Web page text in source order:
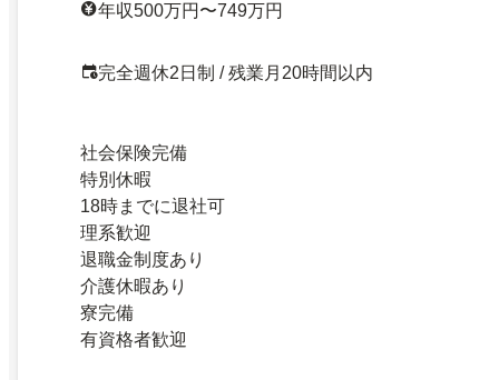
年収500万円〜749万円
完全週休2日制 / 残業月20時間以内
社会保険完備
特別休暇
18時までに退社可
理系歓迎
退職金制度あり
介護休暇あり
寮完備
有資格者歓迎